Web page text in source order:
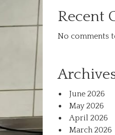
Recent
No comments
June 2026
May 2026
April 2026
March 2026